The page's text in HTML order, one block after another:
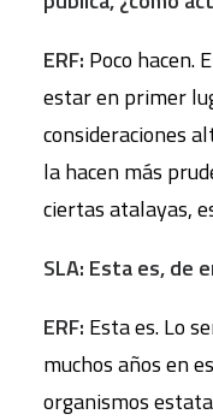
ERF: Poco hacen.
estar en primer
consideraciones
la hacen más
ciertas atalayas,
SLA: Esta es, de
ERF: Esta es. Lo
muchos años en
organismos